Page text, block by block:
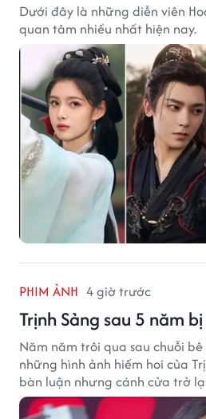
Dưới đây là những diễn viên
quan tâm nhiều nhất hiện nay.
PHIM ẢNH 4 giờ trước
Trịnh Sảng sau 5 năm
Năm năm trôi qua sau chuỗi
những hình ảnh hiếm hoi của
bàn luận nhưng cánh cửa trở
vời.